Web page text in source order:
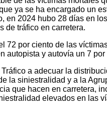
ya se ha encargado un
en 2024 hubo 28 días en
de tráfico en carretera.
72 por ciento de las
autopista y autovía un 7 por
a adecuar la
la siniestralidad y a la
que hacen en carretera,
elevados en las